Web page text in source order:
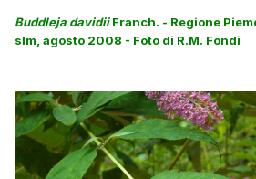
Buddleja davidiiFranch. - Regione
slm, agosto 2008 - Foto di R.M. Fondi